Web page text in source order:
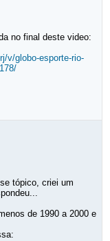
no final deste video:
v/globo-esporte-rio-
tópico, criei um
de 1990 a 2000 e